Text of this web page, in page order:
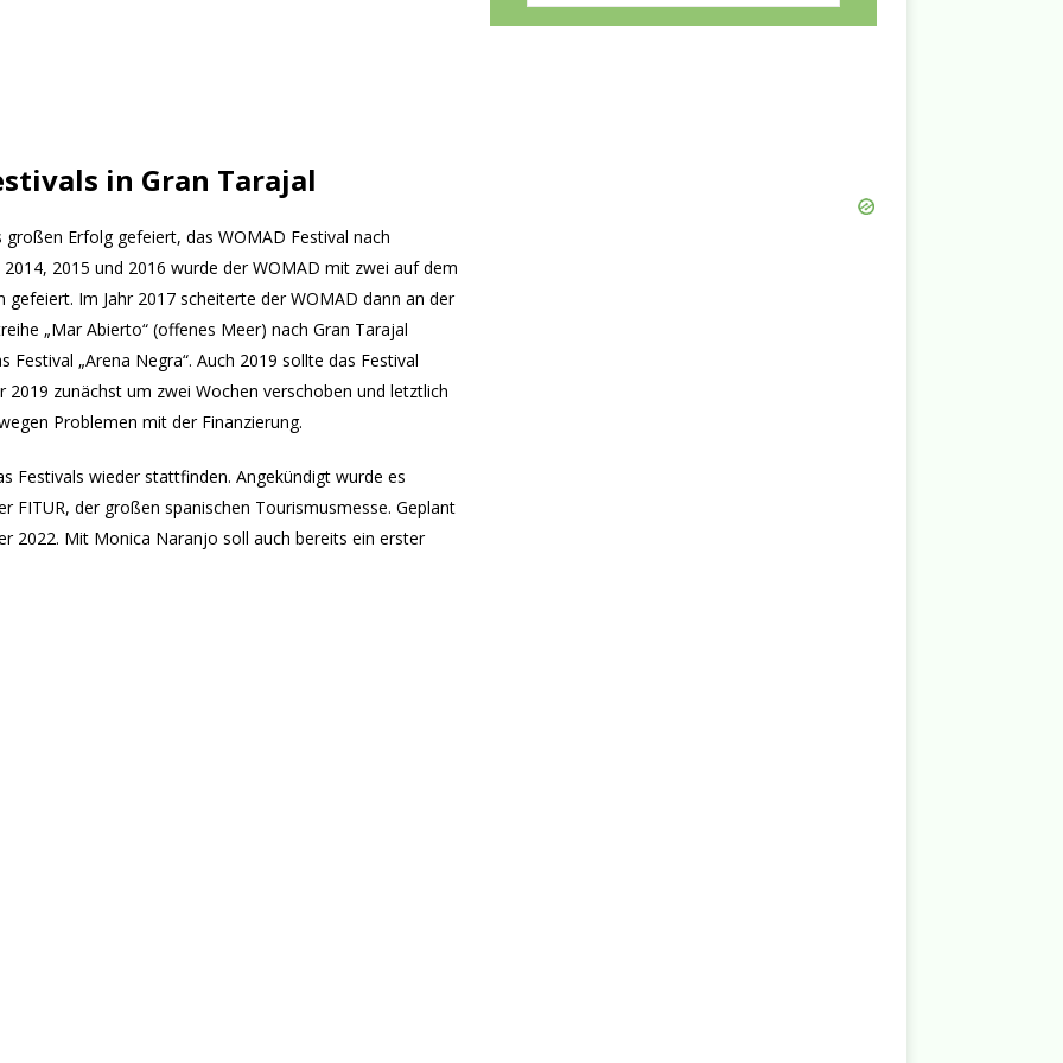
in Gran Tarajal
Erfolg gefeiert, das WOMAD Festival nach
2015 und 2016 wurde der WOMAD mit zwei auf dem
Im Jahr 2017 scheiterte der WOMAD dann an der
„Mar Abierto“ (offenes Meer) nach Gran Tarajal
„Arena Negra“. Auch 2019 sollte das Festival
zunächst um zwei Wochen verschoben und letztlich
Problemen mit der Finanzierung.
Festivals wieder stattfinden. Angekündigt wurde es
FITUR, der großen spanischen Tourismusmesse. Geplant
2022. Mit Monica Naranjo soll auch bereits ein erster